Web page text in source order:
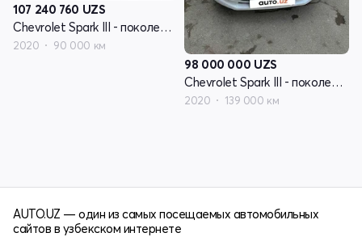
107 240 760 UZS
Chevrolet Spark III - поколение
2020 90 000 км
98 000 000 UZS
Chevrolet Spark III - поколение
2020 139 000 км
AUTO.UZ — один из самых посещаемых автомобильных
сайтов в узбекском интернете